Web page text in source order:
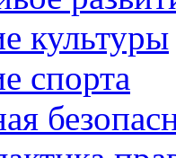
культуры
спорта